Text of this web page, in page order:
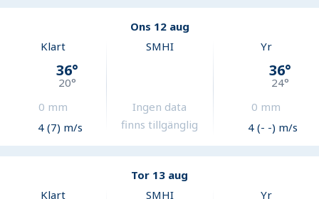
Ons 12 aug
Klart
36°
20°
0 mm
4 (7) m/s
SMHI
Ingen data
finns tillgänglig
Yr
36°
24°
0 mm
4 (- -) m/s
Tor 13 aug
Klart
SMHI Yr